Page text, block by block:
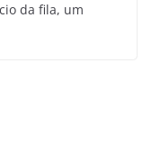
da fila, um